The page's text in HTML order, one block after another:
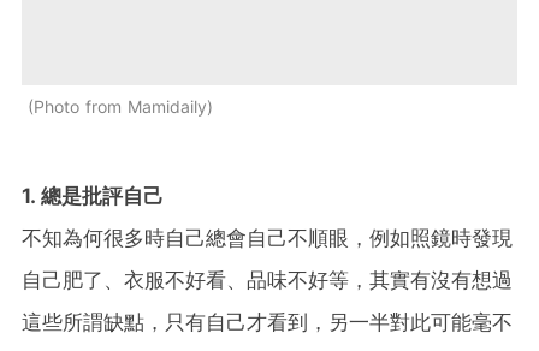
Photo from Mamidaily
1. 總是批評自己
不知為何很多時自己總會自己不順眼，例如照鏡時發現
自己肥了、衣服不好看、品味不好等，其實有沒有想過
這些所謂缺點，只有自己才看到，另一半對此可能毫不